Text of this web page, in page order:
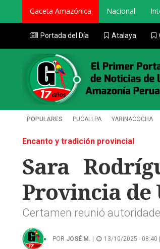
Gaceta Amazónica Nacional
Portada del Día Atalaya
POPULARES PUCALLPA YARINACOCHA
Encanto y tradición provincial
Sara
Provincia de
Certamen reunió
POR JOSÉ M. 13/10/2025 - 08:40 |